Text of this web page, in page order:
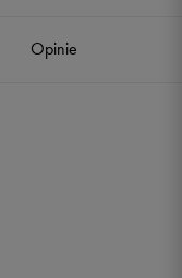
Opinie